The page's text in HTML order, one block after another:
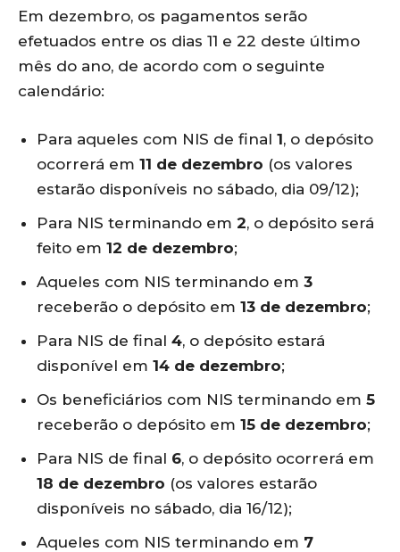
Em dezembro, os pagamentos serão
efetuados entre os dias 11 e 22 deste último
mês do ano, de acordo com o seguinte
calendário:
Para aqueles com NIS de final 1, o depósito
ocorrerá em 11 de dezembro (os valores
estarão disponíveis no sábado, dia 09/12);
Para NIS terminando em 2, o depósito será
feito em 12 de dezembro;
Aqueles com NIS terminando em 3
receberão o depósito em 13 de dezembro;
Para NIS de final 4, o depósito estará
disponível em 14 de dezembro;
Os beneficiários com NIS terminando em 5
receberão o depósito em 15 de dezembro;
Para NIS de final 6, o depósito ocorrerá em
18 de dezembro (os valores estarão
disponíveis no sábado, dia 16/12);
Aqueles com NIS terminando em 7